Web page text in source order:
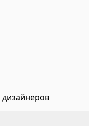
дизайнеров